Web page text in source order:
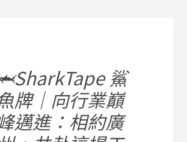
鯊
牌｜向行業巔
邁進：相約廣